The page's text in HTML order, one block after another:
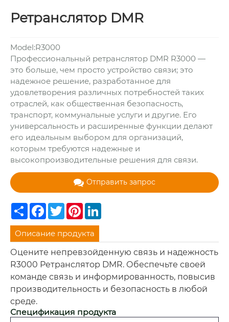
Ретранслятор DMR
Model:R3000
Профессиональный ретранслятор DMR R3000 —
это больше, чем просто устройство связи; это
надежное решение, разработанное для
удовлетворения различных потребностей таких
отраслей, как общественная безопасность,
транспорт, коммунальные услуги и другие. Его
универсальность и расширенные функции делают
его идеальным выбором для организаций,
которым требуются надежные и
высокопроизводительные решения для связи.
Отправить запрос
ShareFacebook
TwitterPinterest
Описание продукта
Оцените непревзойденную связь и надежность
R3000 Ретранслятор DMR. Обеспечьте своей
команде связь и информированность, повысив
производительность и безопасность в любой
среде.
Спецификация продукта